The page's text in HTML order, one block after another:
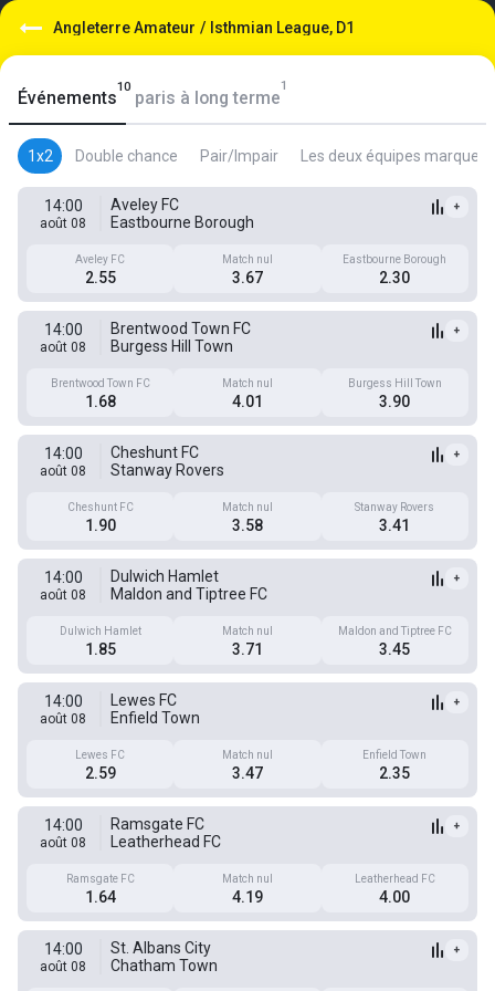
Angleterre Amateur / Isthmian League, D1
Événements
10
paris à long terme
1
1x2 Double chance Pair/Impair Les deux équipes marquent
14:00
août 08
Aveley FC
Eastbourne Borough
+
Aveley FC
2.55
Match nul
3.67
Eastbourne Borough
2.30
14:00
août 08
Brentwood Town FC
Burgess Hill Town
+
Brentwood Town FC
1.68
Match nul
4.01
Burgess Hill Town
3.90
14:00
août 08
Cheshunt FC
Stanway Rovers
+
Cheshunt FC
1.90
Match nul
3.58
Stanway Rovers
3.41
14:00
août 08
Dulwich Hamlet
Maldon and Tiptree FC
+
Dulwich Hamlet
1.85
Match nul
3.71
Maldon and Tiptree FC
3.45
14:00
août 08
Lewes FC
Enfield Town
+
Lewes FC
2.59
Match nul
3.47
Enfield Town
2.35
14:00
août 08
Ramsgate FC
Leatherhead FC
+
Ramsgate FC
1.64
Match nul
4.19
Leatherhead FC
4.00
14:00
août 08
St. Albans City
Chatham Town
+